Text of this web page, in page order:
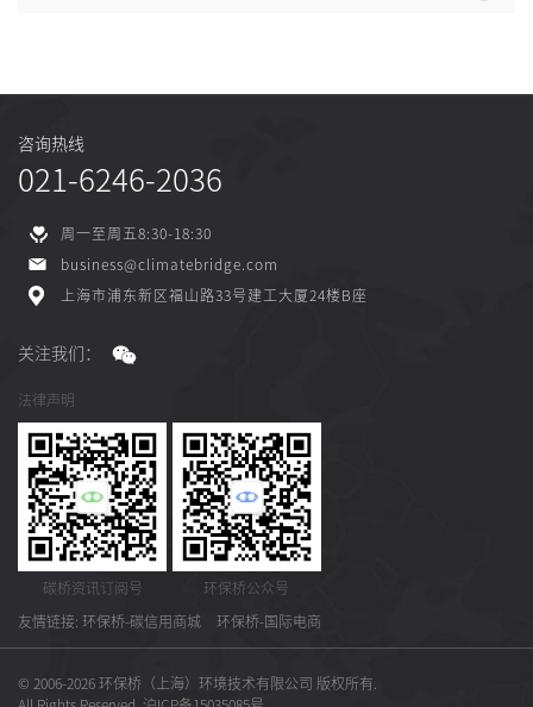
咨询热线
021-6246-2036
周一至周五8:30-18:30
business@climatebridge.com
上海市浦东新区福山路33号建工大厦24楼B座
关注我们：
法律声明
碳桥资讯订阅号
环保桥公众号
友情链接: 环保桥-碳信用商城 环保桥-国际电商
© 2006-2026 环保桥（上海）环境技术有限公司 版权所有.